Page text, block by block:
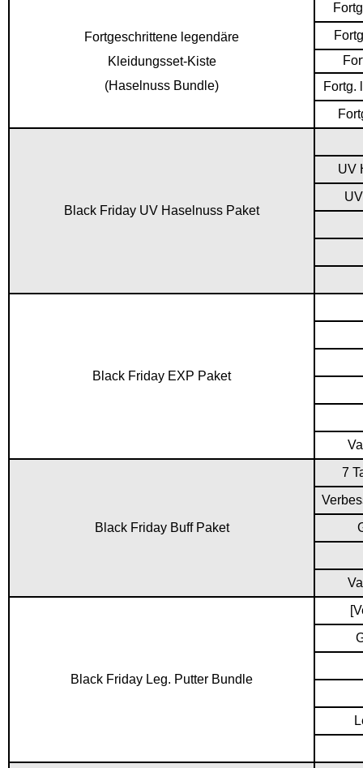
Fortgeschrittene legendäre
Kleidungsset-Kiste
(Haselnuss Bundle)
Fortg.
Black Friday UV Haselnuss Paket
UV
Black Friday EXP Paket
Black Friday Buff Paket
7
Black Friday Leg. Putter Bundle